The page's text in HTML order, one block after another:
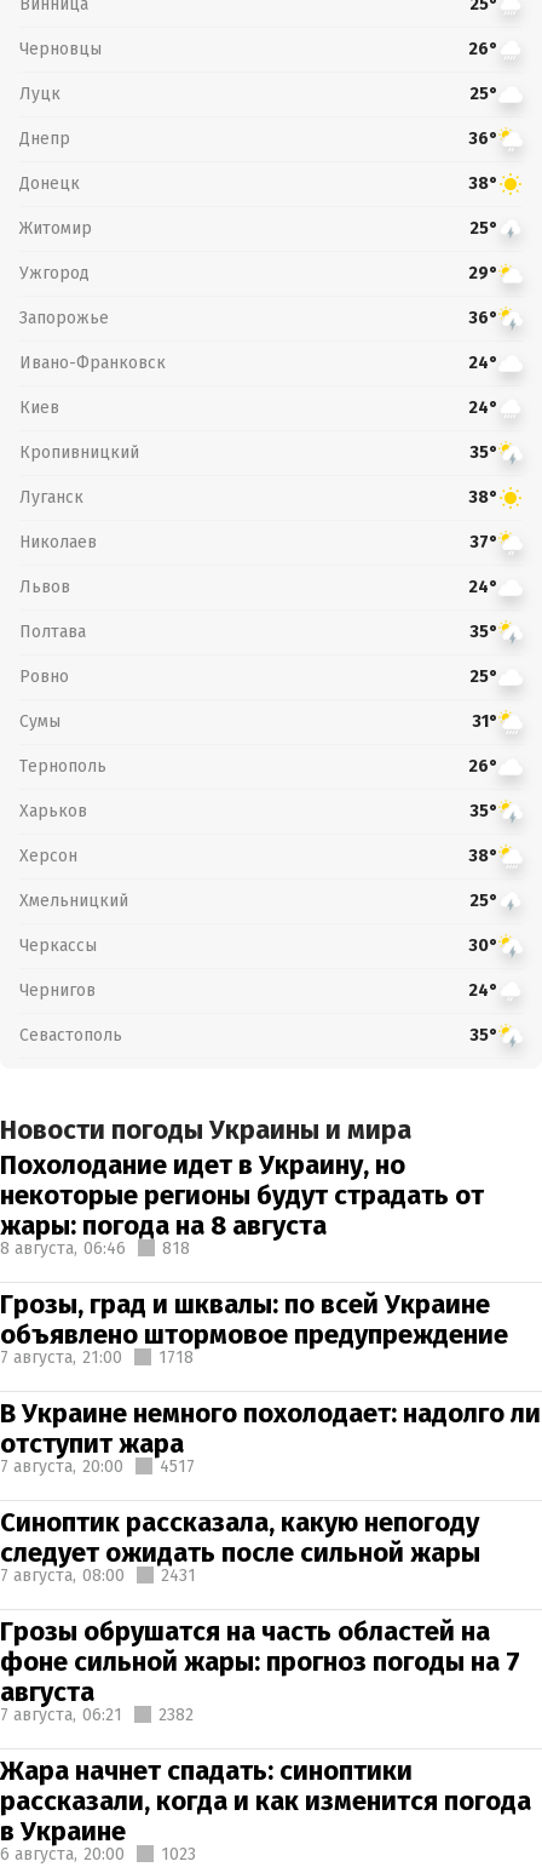
25°
Черновцы 26°
Луцк 25°
Днепр 36°
Донецк 38°
Житомир 25°
Ужгород 29°
Запорожье 36°
Ивано-Франковск 24°
Киев 24°
Кропивницкий 35°
Луганск 38°
Николаев 37°
Львов 24°
Полтава 35°
Ровно 25°
Сумы 31°
Тернополь 26°
Харьков 35°
Херсон 38°
Хмельницкий 25°
Черкассы 30°
Чернигов 24°
Севастополь 35°
Новости погоды Украины и мира
Похолодание идет в Украину, но
некоторые регионы будут страдать от
жары: погода на 8 августа
8 августа, 06:46 818
Грозы, град и шквалы: по всей Украине
объявлено штормовое предупреждение
7 августа, 21:00 1718
В Украине немного похолодает: надолго ли
отступит жара
7 августа, 20:00 4517
Синоптик рассказала, какую непогоду
следует ожидать после сильной жары
7 августа, 08:00 2431
Грозы обрушатся на часть областей на
фоне сильной жары: прогноз погоды на 7
августа
7 августа, 06:21 2382
Жара начнет спадать: синоптики
рассказали, когда и как изменится погода
в Украине
6 августа, 20:00 1023